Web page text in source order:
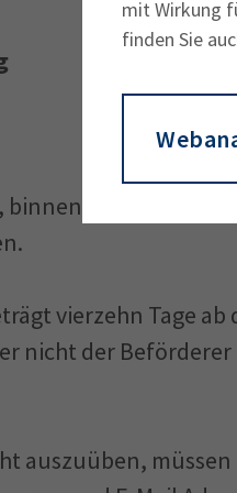
mit Wirkung
finden Sie
binnen vierzehn
vierzehn Tage ab
nicht der Beförderer
auszuüben,